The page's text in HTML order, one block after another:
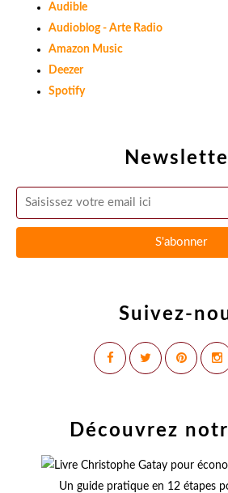
Suivez-
Audible
Audioblog - Arte Radio
Amazon Music
Deezer
Spotify
Découvrez
Un guide pratique en 12 étapes